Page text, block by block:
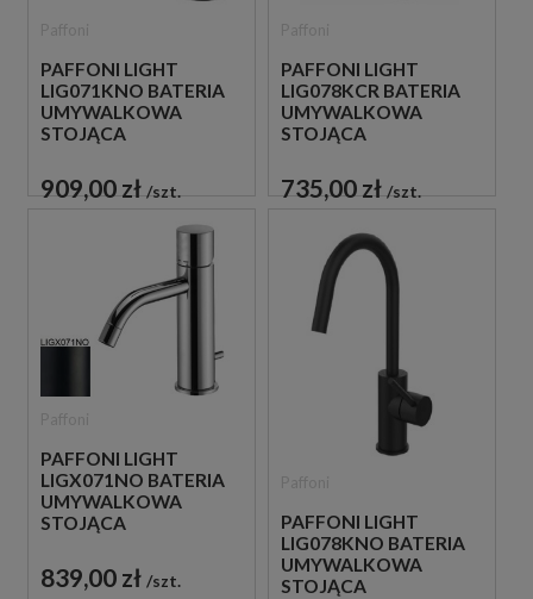
PAFFONI LIGHT
LIG071KNO BATERIA
UMYWALKOWA
STOJĄCA
CZARNA
909,00 zł szt.
PAFFONI LIGHT
LIG078KCR BATERIA
UMYWALKOWA
STOJĄCA
CHROM
735,00 zł szt.
PAFFONI LIGHT
LIGX071NO BATERIA
UMYWALKOWA
STOJĄCA
CZARNA
839,00 zł szt.
PAFFONI LIGHT
LIG078KNO BATERIA
UMYWALKOWA
STOJĄCA